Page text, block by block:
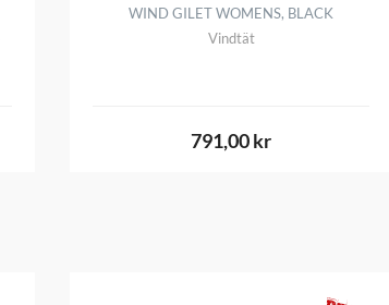
WIND GILET WOMENS, BLACK
Vindtät
791,00 kr